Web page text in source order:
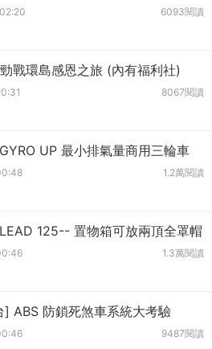
6093閱讀
戰環島感恩之旅 (內有福利社)
8067閱讀
UP 最小排氣量商用三輪車
1.2萬閱讀
125-- 置物箱可放兩頂全罩帽
1.3萬閱讀
] ABS 防鎖死煞車系統大考驗
9487閱讀